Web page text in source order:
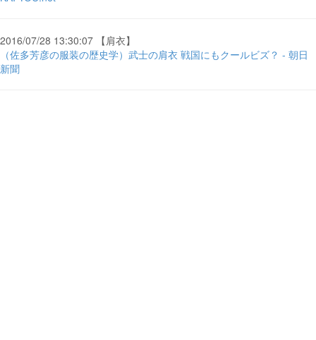
2016/07/28 13:30:07 【肩衣】
（佐多芳彦の服装の歴史学）武士の肩衣 戦国にもクールビズ？ - 朝日
新聞